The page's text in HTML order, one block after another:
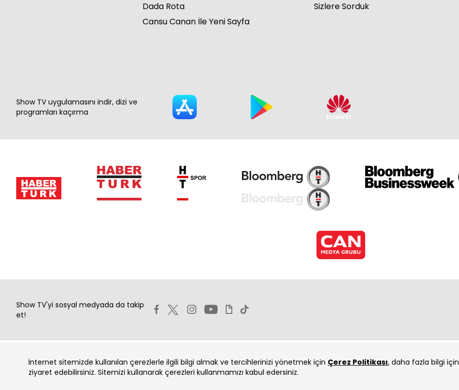
İnternet sitemizde kullanılan çerezlerle ilgili bilgi almak ve tercihlerinizi yönetmek için Çerez Politikası, daha fazla bilgi için
ziyaret edebilirsiniz. Sitemizi kullanarak çerezleri kullanmamızı kabul edersiniz.
Dada Rota
Cansu Canan İle Yeni Sayfa
Sizlere Sorduk
Show TV uygulamasını indir, dizi ve
programları kaçırma
Show TV'yi sosyal medyada da takip
et!
Copyright 2026 Show Televizyon Yayıncılık A.Ş.